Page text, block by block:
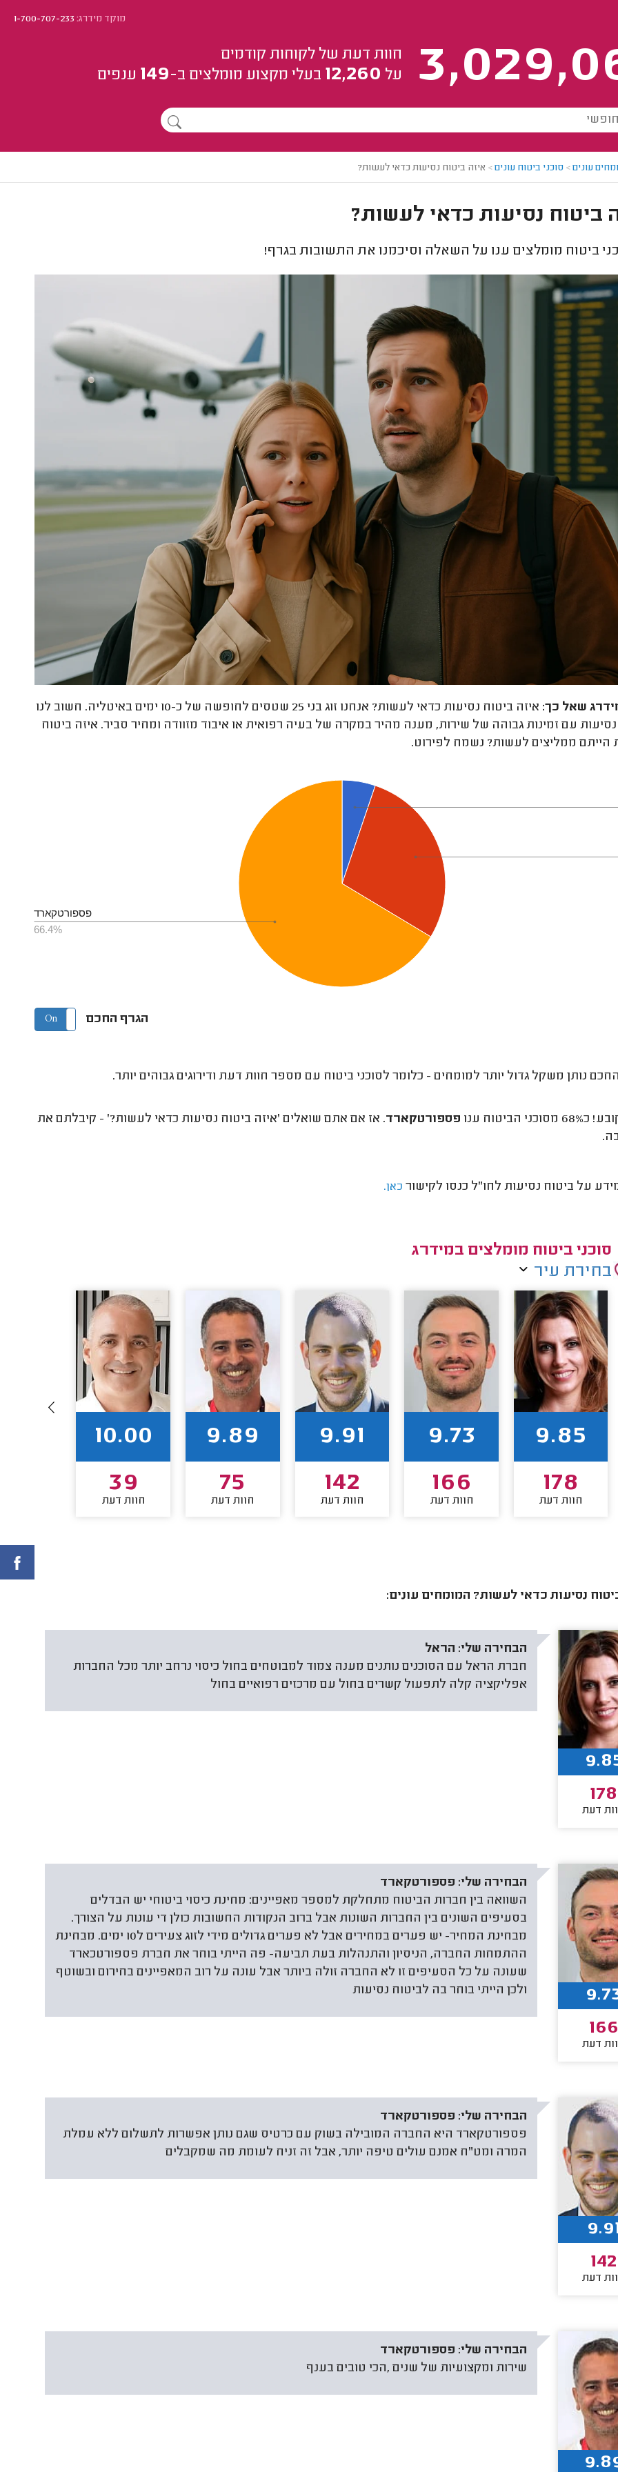
מוקד מידרג:1-700-707-233
חוות דעת של לקוחות קודמים
על 12,260 בעלי מקצוע מומלצים ב-149 ענפים
עונים> סוכני ביטוח עונים> איזה ביטוח נסיעות כדאי לעשות?
ביטוח נסיעות כדאי לעשות?
ביטוח מומלצים ענו על השאלה וסיכמנו את התשובות בגרף!
שאל כך:
איזה ביטוח נסיעות כדאי לעשות? אנחנו זוג בני 25 שטסים לחופשה של כ-10 ימים באיטליה. חשוב לנו
נסיעות עם זמינות גבוהה של שירות, מענה מהיר במקרה של בעיה רפואית או איבוד מזוודה ומחיר סביר. איזה ביטוח
הייתם ממליצים לעשות? נשמח לפירוט.
פספורטקארד
66.4%
הגרף החכם On Off
נותן משקל גדול יותר למומחים - כלומר לסוכני ביטוח עם מספר חוות דעת ודירוגים גבוהים יותר.
הביטוח ענו פספורטקארד. אז אם אתם שואלים 'איזה ביטוח נסיעות כדאי לעשות?' - קיבלתם את
על ביטוח נסיעות לחו"ל כנסו לקישור כאן.
סוכני ביטוח מומלצים במידרג
בחירת עיר
9.85
178
חוות דעת
9.73
166
חוות דעת
9.91
142
חוות דעת
9.89
75
חוות דעת
10.00
39
חוות דעת
נסיעות כדאי לעשות? המומחים עונים:
הבחירה שלי: הראל
חברת הראל עם הסוכנים נותנים מענה צמוד למבוטחים בחול כיסוי נרחב יותר מכל החברות
אפליקציה קלה לתפעול קשרים בחול עם מרכזים רפואיים בחול
178
דעת
הבחירה שלי: פספורטקארד
השוואה בין חברות הביטוח מתחלקת למספר מאפיינים: מחינת כיסוי ביטוחי יש הבדלים
בסעיפים השונים בין החברות השונות אבל ברוב הנקודות החשובות כולן די עונות על הצורך.
מבחינת המחיר- יש פערים במחירים אבל לא פערים גדולים מידי לזוג צעירים ל10 ימים. מבחינת
ההתמחות החברה, הניסיון והתנהלות בעת תביעה- פה הייתי בוחר את חברת פספורטכארד
שעונה על כל הסעיפים זו לא החברה זולה ביותר אבל עונה על רוב המאפיינים בחירום ובשוטף
ולכן הייתי בוחר בה לביטוח נסיעות
166
דעת
הבחירה שלי: פספורטקארד
פספורטקארד היא החברה המובילה בשוק עם כרטיס שגם נותן אפשרות לתשלום ללא עמלת
המרה ומט"ח אמנם עולים טיפה יותר, אבל זה זניח לעומת מה שמקבלים
142
דעת
הבחירה שלי: פספורטקארד
שירות ומקצועיות של שנים ,הכי טובים בענף